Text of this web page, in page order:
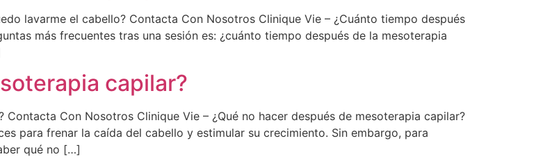
lavarme el cabello? Contacta Con Nosotros Clinique Vie – ¿Cuánto tiempo después
más frecuentes tras una sesión es: ¿cuánto tiempo después de la mesoterapia
capilar?
Con Nosotros Clinique Vie – ¿Qué no hacer después de mesoterapia capilar?
para frenar la caída del cabello y estimular su crecimiento. Sin embargo, para
qué no […]